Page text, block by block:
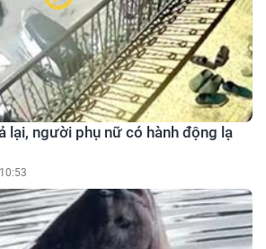
lại, người phụ nữ có hành động lạ